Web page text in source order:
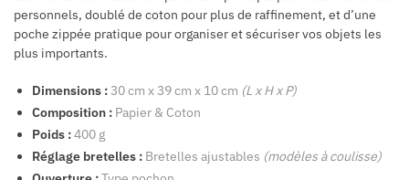
personnels, doublé de coton pour plus de raffinement, et d’une
poche zippée pratique pour organiser et sécuriser vos objets les
plus importants.
Dimensions : 30 cm x 39 cm x 10 cm (L x H x P)
Composition : Papier & Coton
Poids :400 g
Réglage bretelles : Bretelles ajustables (modèles à coulisse)